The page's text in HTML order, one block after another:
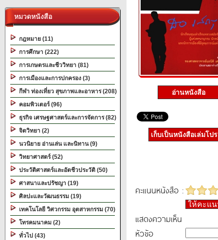
หมวดหนังสือ
กฎหมาย (11)
การศึกษา (222)
การเกษตรและชีววิทยา (81)
การเมืองและการปกครอง (3)
กีฬา ท่องเที่ยว สุขภาพและอาหาร (208)
คอมพิวเตอร์ (96)
ธุรกิจ เศรษฐศาสตร์และการจัดการ (82)
จิตวิทยา (2)
นวนิยาย อ่านเล่น และนิทาน (9)
วิทยาศาสตร์ (52)
ประวัติศาสตร์และอัตชีวประวัติ (50)
ศาสนาและปรัชญา (19)
ศิลปะและวัฒนธรรม (19)
เทคโนโลยี วิศวกรรม อุตสาหกรรม (70)
โทรคมนาคม (2)
ทั่วไป (43)
อ่านหนังสือ
เก็บเป็นหนังสือเล่มโป
คะแนนหนังสือ :
ให้คะแ
แสดงความเห็น
หัวข้อ